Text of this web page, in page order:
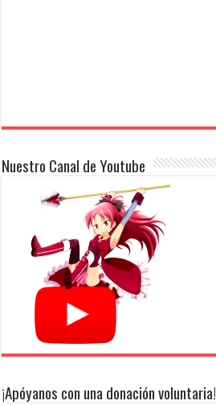
Nuestro Canal de Youtube
¡Apóyanos con una donación voluntaria!